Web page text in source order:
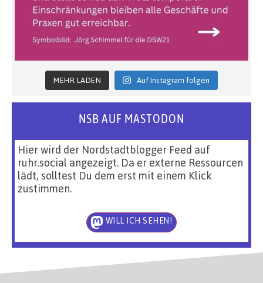
MEHR LADEN Auf Instagram folgen
NSB AUF MASTODON
Hier wird der Nordstadtblogger Feed auf
ruhr.social angezeigt. Da er externe Ressourcen
lädt, solltest Du dem erst mit einem Klick
zustimmen.
WILL ICH SEHEN!